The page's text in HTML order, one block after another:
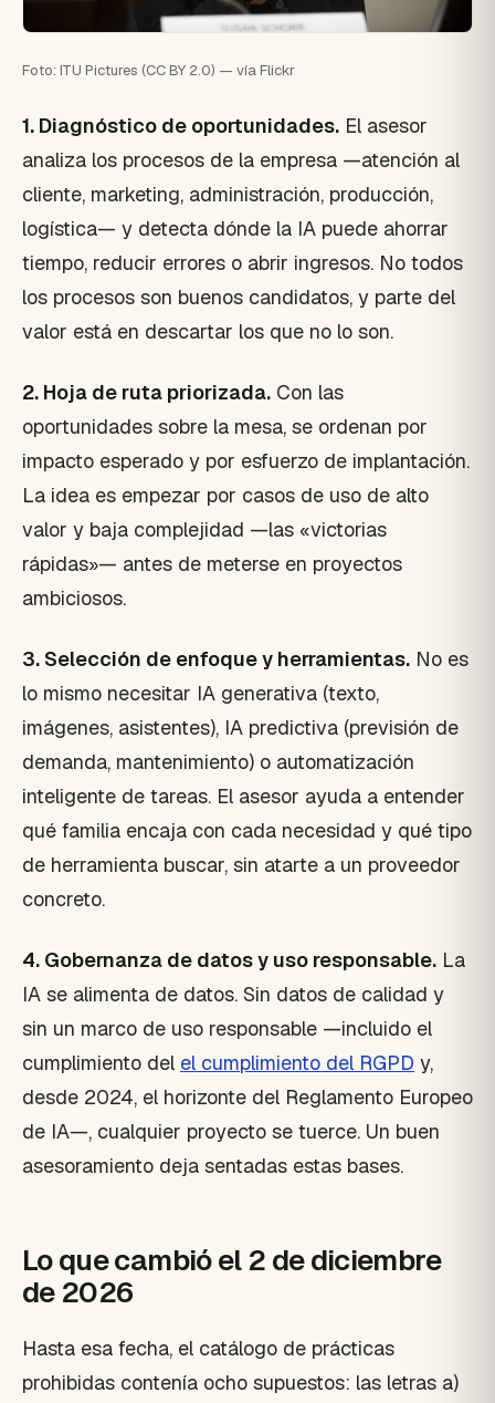
Foto: ITU Pictures (CC BY 2.0) — vía Flickr
1. Diagnóstico de oportunidades. El asesor
analiza los procesos de la empresa —atención al
cliente, marketing, administración, producción,
logística— y detecta dónde la IA puede ahorrar
tiempo, reducir errores o abrir ingresos. No todos
los procesos son buenos candidatos, y parte del
valor está en descartar los que no lo son.
2. Hoja de ruta priorizada. Con las
oportunidades sobre la mesa, se ordenan por
impacto esperado y por esfuerzo de implantación.
La idea es empezar por casos de uso de alto
valor y baja complejidad —las «victorias
rápidas»— antes de meterse en proyectos
ambiciosos.
3. Selección de enfoque y herramientas. No es
lo mismo necesitar IA generativa (texto,
imágenes, asistentes), IA predictiva (previsión de
demanda, mantenimiento) o automatización
inteligente de tareas. El asesor ayuda a entender
qué familia encaja con cada necesidad y qué tipo
de herramienta buscar, sin atarte a un proveedor
concreto.
4. Gobernanza de datos y uso responsable. La
IA se alimenta de datos. Sin datos de calidad y
sin un marco de uso responsable —incluido el
cumplimiento del el cumplimiento del RGPD y,
desde 2024, el horizonte del Reglamento Europeo
de IA—, cualquier proyecto se tuerce. Un buen
asesoramiento deja sentadas estas bases.
Lo que cambió el 2 de diciembre
de 2026
Hasta esa fecha, el catálogo de prácticas
prohibidas contenía ocho supuestos: las letras a)